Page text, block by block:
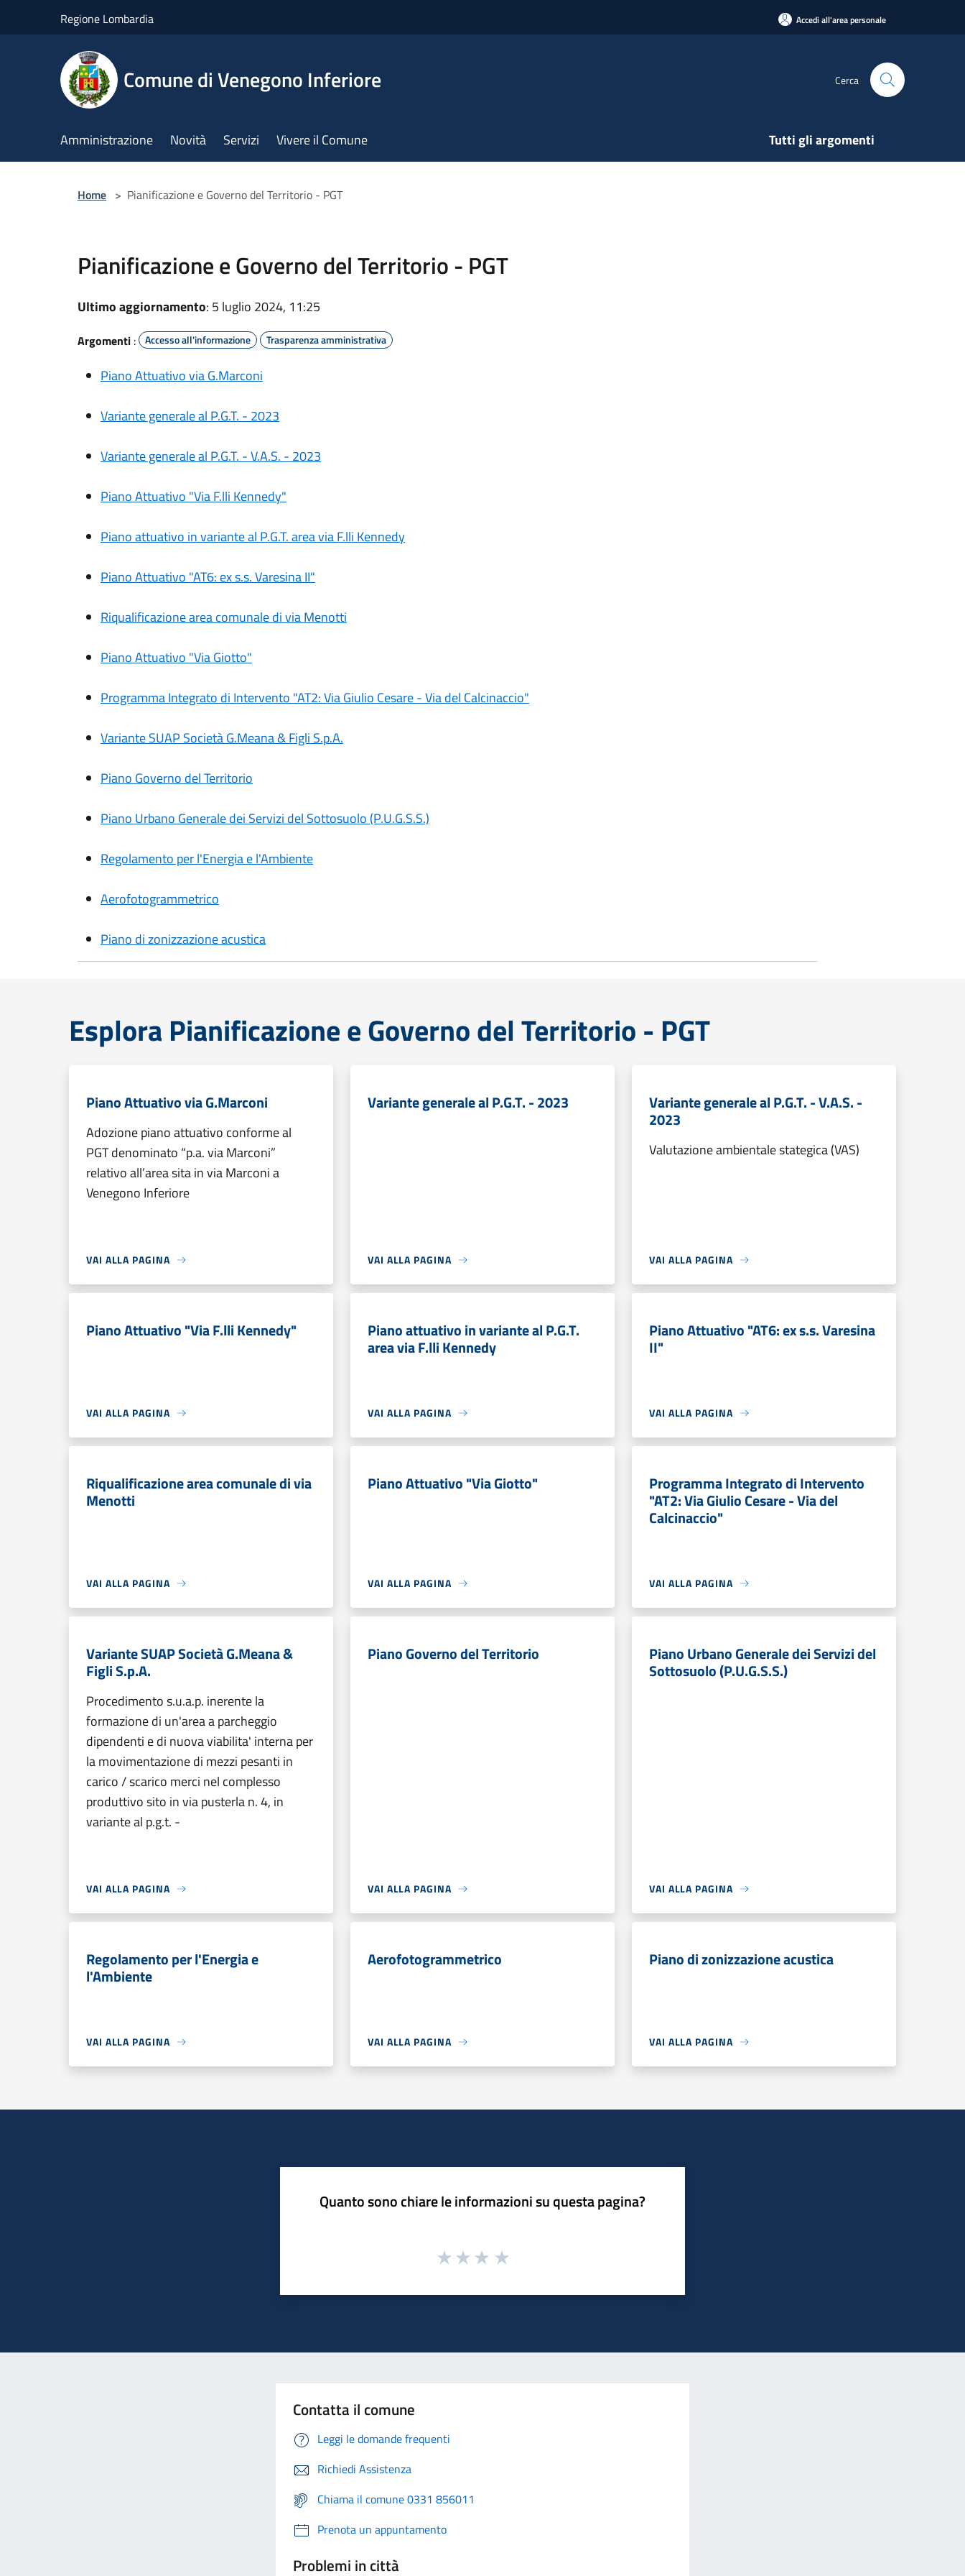
Regione Lombardia Accedi all'area personale
Comune di Venegono Inferiore Cerca
Amministrazione Novità Servizi Vivere il Comune Tutti gli argomenti
Home > Pianificazione e Governo del Territorio - PGT
Pianificazione e Governo del Territorio - PGT
Ultimo aggiornamento: 5 luglio 2024, 11:25
Argomenti : Accesso all'informazione Trasparenza amministrativa
Piano Attuativo via G.Marconi
Variante generale al P.G.T. - 2023
Variante generale al P.G.T. - V.A.S. - 2023
Piano Attuativo "Via F.lli Kennedy"
Piano attuativo in variante al P.G.T. area via F.lli Kennedy
Piano Attuativo "AT6: ex s.s. Varesina II"
Riqualificazione area comunale di via Menotti
Piano Attuativo "Via Giotto"
Programma Integrato di Intervento "AT2: Via Giulio Cesare - Via del Calcinaccio"
Variante SUAP Società G.Meana & Figli S.p.A.
Piano Governo del Territorio
Piano Urbano Generale dei Servizi del Sottosuolo (P.U.G.S.S.)
Regolamento per l'Energia e l'Ambiente
Aerofotogrammetrico
Piano di zonizzazione acustica
Esplora Pianificazione e Governo del Territorio - PGT
Piano Attuativo via G.Marconi
Adozione piano attuativo conforme al
PGT denominato “p.a. via Marconi”
relativo all’area sita in via Marconi a
Venegono Inferiore
VAI ALLA PAGINA
Variante generale al P.G.T. - 2023
VAI ALLA PAGINA
Variante generale al P.G.T. - V.A.S. -
2023
Valutazione ambientale stategica (VAS)
VAI ALLA PAGINA
Piano Attuativo "Via F.lli Kennedy"
VAI ALLA PAGINA
Piano attuativo in variante al P.G.T.
area via F.lli Kennedy
VAI ALLA PAGINA
Piano Attuativo "AT6: ex s.s. Varesina
II"
VAI ALLA PAGINA
Riqualificazione area comunale di via
Menotti
VAI ALLA PAGINA
Piano Attuativo "Via Giotto"
VAI ALLA PAGINA
Programma Integrato di Intervento
"AT2: Via Giulio Cesare - Via del
Calcinaccio"
VAI ALLA PAGINA
Variante SUAP Società G.Meana &
Figli S.p.A.
Procedimento s.u.a.p. inerente la
formazione di un'area a parcheggio
dipendenti e di nuova viabilita' interna per
la movimentazione di mezzi pesanti in
carico / scarico merci nel complesso
produttivo sito in via pusterla n. 4, in
variante al p.g.t. -
VAI ALLA PAGINA
Piano Governo del Territorio
VAI ALLA PAGINA
Piano Urbano Generale dei Servizi del
Sottosuolo (P.U.G.S.S.)
VAI ALLA PAGINA
Regolamento per l'Energia e
l'Ambiente
VAI ALLA PAGINA
Aerofotogrammetrico
VAI ALLA PAGINA
Piano di zonizzazione acustica
VAI ALLA PAGINA
Quanto sono chiare le informazioni su questa pagina?
Contatta il comune
Leggi le domande frequenti
Richiedi Assistenza
Chiama il comune 0331 856011
Prenota un appuntamento
Problemi in città